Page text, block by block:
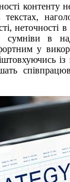
контенту
неточності
сумніви в
у